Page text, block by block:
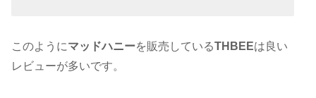
このようにマッドハニーを販売しているTHBEEは良い
レビューが多いです。